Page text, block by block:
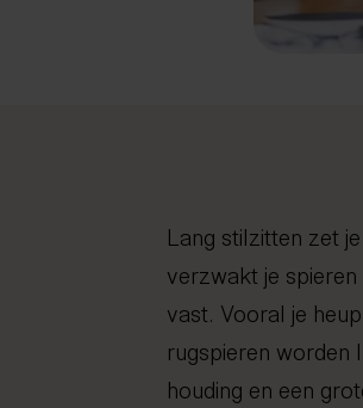
Lang stilzitten zet
verzwakt je
vast. Vooral je
rugspieren worden
houding en een